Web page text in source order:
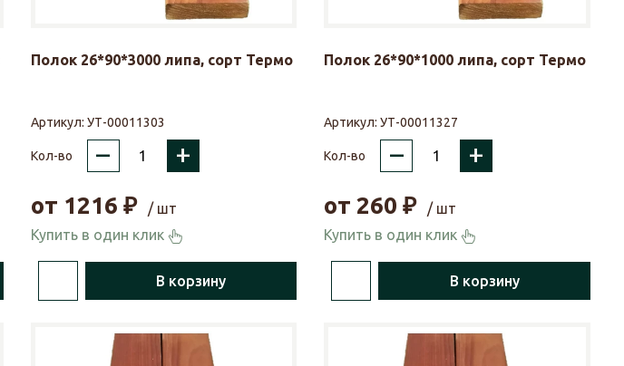
Полок 26*90*3000 липа, сорт Термо
Артикул: УТ-00011303
Кол-во – +
от 1216 ₽
/ шт
Купить в один клик
В корзину
Полок 26*90*1000 липа, сорт Термо
Артикул:УТ-00011327
Кол-во – +
от260 ₽
/ шт
Купить в один клик
В корзину